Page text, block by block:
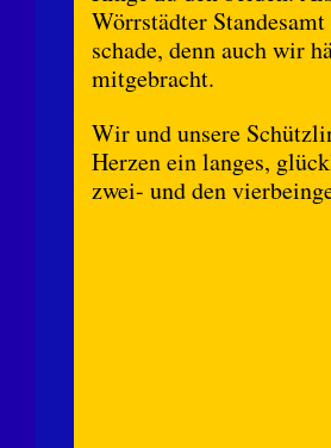
Wörrstädter
schade, denn auch wir
mitgebracht.
Wir und unsere
Herzen ein langes,
zwei- und den